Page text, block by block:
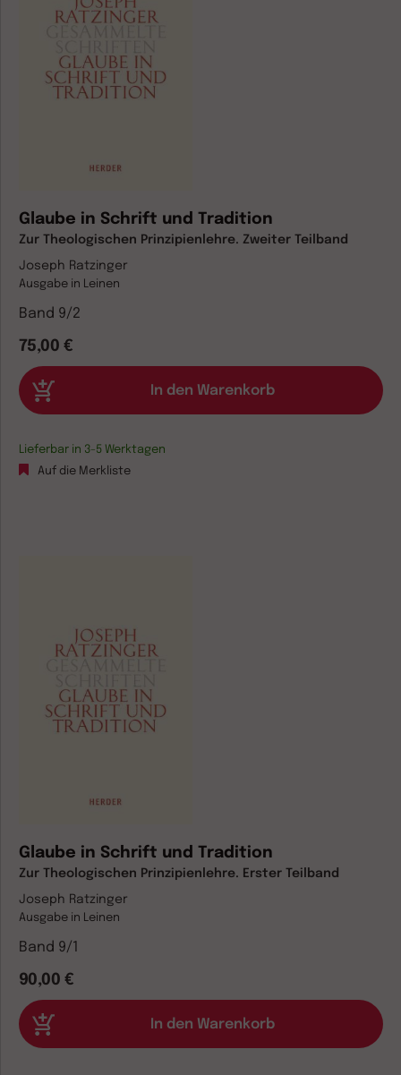
Glaube in Schrift und Tradition
Zur Theologischen Prinzipienlehre. Zweiter Teilband
Joseph Ratzinger
Ausgabe in Leinen
Band 9/2
75,00 €
Lieferbar in 3-5 Werktagen
Auf die Merkliste
Glaube in Schrift und Tradition
Zur Theologischen Prinzipienlehre. Erster Teilband
Joseph Ratzinger
Ausgabe in Leinen
Band 9/1
90,00 €